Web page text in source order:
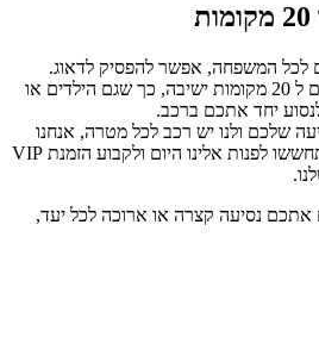
המשפחה, אפשר להפסיק לדאוג.
המיניבוסים שלנו אידיאליים גם ל 20 מקומות ישיבה, כך שגם הילדים או
יחד אתכם ברכב.
שלכם ולנו יש רכב לכל מטרה, אנחנו
תמיד זמינים לנסיעות אז אל תחששו לפנות אלינו היום ולקבוע הזמנת VIP
אתכם נסיעה קצרה או ארוכה לכל יעד,